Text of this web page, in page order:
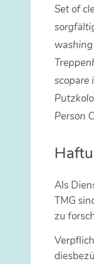
Set of
scopare
Person
Als
TMG
zu